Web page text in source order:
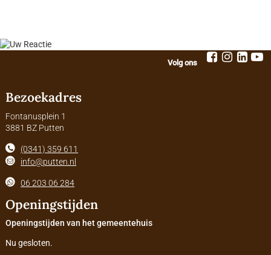
Volg ons
Bezoekadres
Fontanusplein 1
3881 BZ Putten
(0341) 359 611
info@putten.nl
06 203 06 284
Openingstijden
Openingstijden van het gemeentehuis
Nu gesloten.